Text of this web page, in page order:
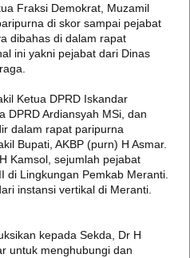
Fraksi Demokrat, Muzamil
di skor sampai pejabat
dibahas di dalam rapat
ini yakni pejabat dari Dinas
Ketua DPRD Iskandar
DPRD Ardiansyah MSi, dan
dalam rapat paripurna
Bupati, AKBP (purn) H Asmar.
Kamsol, sejumlah pejabat
di Lingkungan Pemkab Meranti.
instansi vertikal di Meranti.
kepada Sekda, Dr H
untuk menghubungi dan